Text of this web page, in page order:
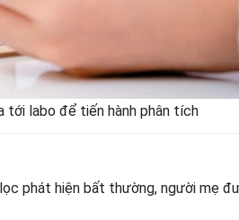
tới labo để tiến hành phân tích
phát hiện bất thường, người mẹ